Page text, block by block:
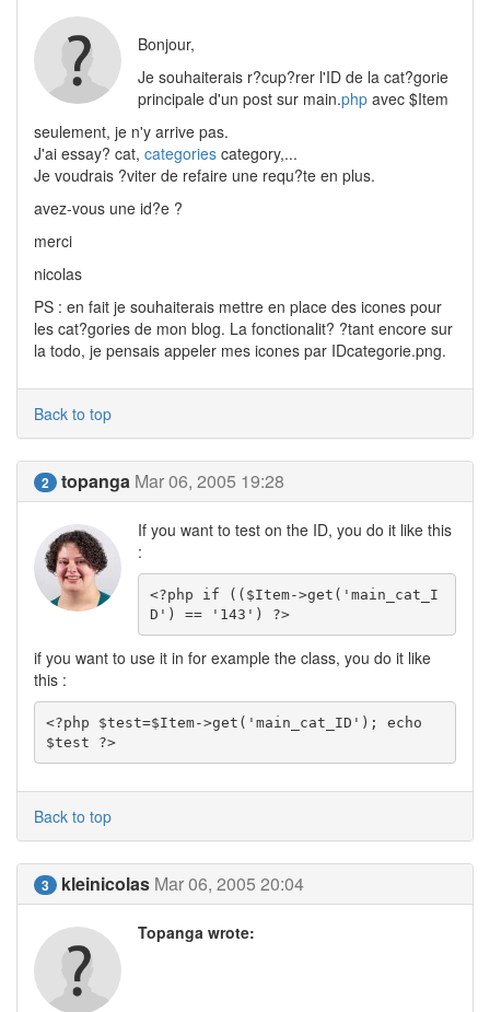
Bonjour,
Je souhaiterais r?cup?rer l'ID de la cat?gorie
principale d'un post sur main.php avec $Item
seulement, je n'y arrive pas.
J'ai essay? cat, categories category,...
Je voudrais ?viter de refaire une requ?te en plus.
avez-vous une id?e ?
merci
nicolas
PS : en fait je souhaiterais mettre en place des icones pour
les cat?gories de mon blog. La fonctionalit? ?tant encore sur
la todo, je pensais appeler mes icones par IDcategorie.png.
Back to top
2 topanga Mar 06, 2005 19:28
If you want to test on the ID, you do it like this
:
<?php if (($Item->get('main_cat_I
D') == '143') ?>
if you want to use it in for example the class, you do it like
this :
<?php $test=$Item->get('main_cat_ID'); echo
$test ?>
Back to top
3 kleinicolas Mar 06, 2005 20:04
Topanga wrote: